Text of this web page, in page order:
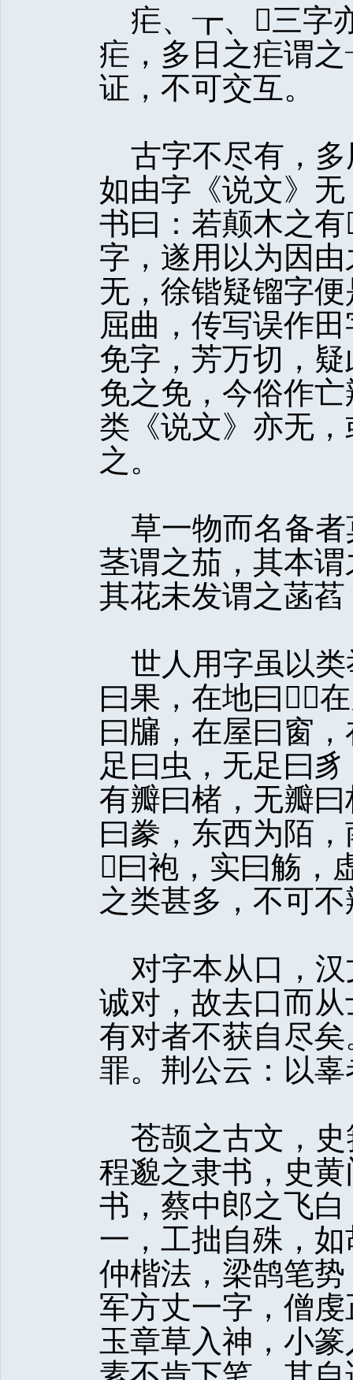
疟、┲、三字
疟，多日之疟谓
证，不可交互。
古字不尽有，多
如由字《说文》
书曰：若颠木之
字，遂用以为因
无，徐锴疑镏字
屈曲，传写误作
免字，芳万切，
免之免，今俗作
类《说文》亦无
之。
草一物而名备者
茎谓之茄，其本
其花未发谓之菡
世人用字虽以类
曰果，在地曰，
曰牖，在屋曰窗
足曰虫，无足曰
有瓣曰楮，无瓣
曰豢，东西为陌
曰袍，实曰觞，
之类甚多，不可
对字本从口，汉
诚对，故去口而
有对者不获自尽
罪。荆公云：以
苍颉之古文，史
程邈之隶书，史
书，蔡中郎之飞
一，工拙自殊，
仲楷法，梁鹄笔
军方丈一字，僧
玉章草入神，小